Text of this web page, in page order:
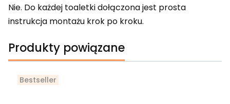
Nie. Do każdej toaletki dołączona jest prosta
instrukcja montażu krok po kroku.
Produkty powiązane
Bestseller